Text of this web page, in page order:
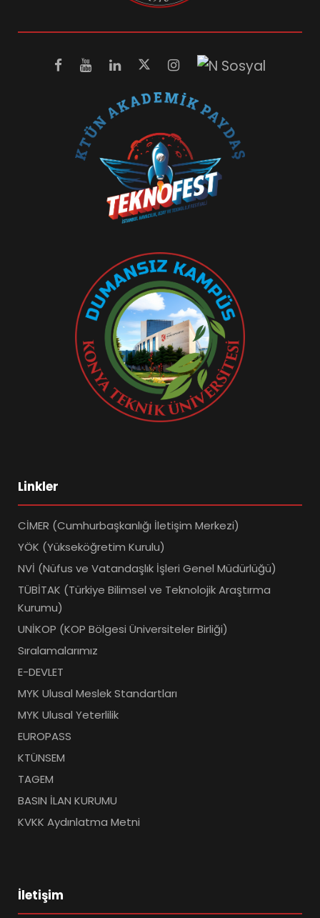
Linkler
CİMER (Cumhurbaşkanlığı İletişim Merkezi)
YÖK (Yükseköğretim Kurulu)
NVİ (Nüfus ve Vatandaşlık İşleri Genel Müdürlüğü)
TÜBİTAK (Türkiye Bilimsel ve Teknolojik Araştırma
Kurumu)
UNİKOP (KOP Bölgesi Üniversiteler Birliği)
Sıralamalarımız
E-DEVLET
MYK Ulusal Meslek Standartları
MYK Ulusal Yeterlilik
EUROPASS
KTÜNSEM
TAGEM
BASIN İLAN KURUMU
KVKK Aydınlatma Metni
İletişim